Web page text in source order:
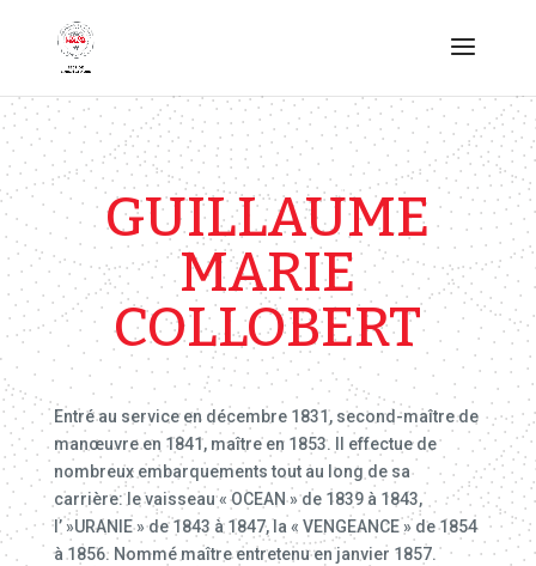
GUILLAUME
MARIE
COLLOBERT
Entré au service en décembre 1831, second-maître de
manœuvre en 1841, maître en 1853. Il effectue de
nombreux embarquements tout au long de sa
carrière: le vaisseau « OCEAN » de 1839 à 1843,
l’ »URANIE » de 1843 à 1847, la « VENGEANCE » de 1854
à 1856. Nommé maître entretenu en janvier 1857.